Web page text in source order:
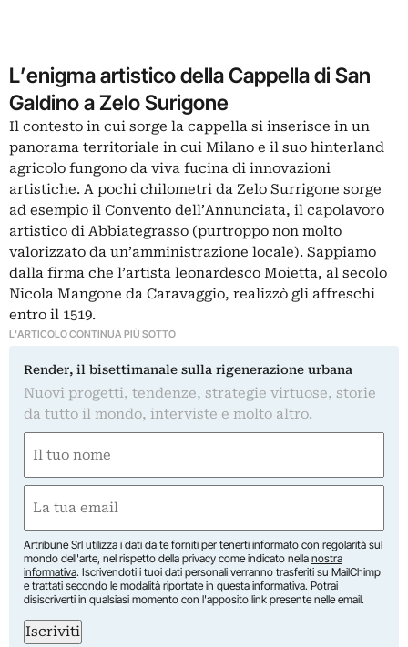
L’enigma artistico della Cappella di San
Galdino a Zelo Surigone
Il contesto in cui sorge la cappella si inserisce in un
panorama territoriale in cui Milano e il suo hinterland
agricolo fungono da viva fucina di innovazioni
artistiche. A pochi chilometri da Zelo Surrigone sorge
ad esempio il Convento dell’Annunciata, il capolavoro
artistico di Abbiategrasso (purtroppo non molto
valorizzato da un’amministrazione locale). Sappiamo
dalla firma che l’artista leonardesco Moietta, al secolo
Nicola Mangone da Caravaggio, realizzò gli affreschi
entro il 1519.
L'ARTICOLO CONTINUA PIÙ SOTTO
Render, il bisettimanale sulla rigenerazione urbana
Nuovi progetti, tendenze, strategie virtuose, storie
da tutto il mondo, interviste e molto altro.
(Obbligatorio)
Nome
(Obbligatorio)
Artribune Srl utilizza i dati da te forniti per tenerti informato con regolarità sul
mondo dell'arte, nel rispetto della privacy come indicato nella nostra
informativa. Iscrivendoti i tuoi dati personali verranno trasferiti su MailChimp
e trattati secondo le modalità riportate in questa informativa. Potrai
disiscriverti in qualsiasi momento con l'apposito link presente nelle email.
Iscriviti